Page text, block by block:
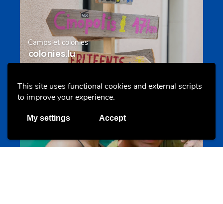
This site uses functional cookies and external scripts
to improve your experience.
My settings Accept
Camps et colonies
colonies.lu
Evenements